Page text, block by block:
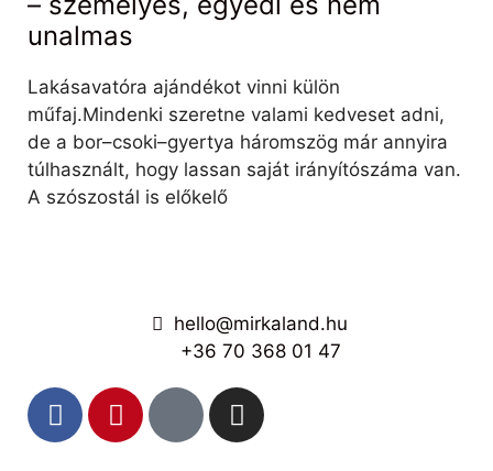
unalmas
Lakásavatóra ajándékot vinni külön
műfaj.Mindenki szeretne valami kedveset adni,
de a bor–csoki–gyertya háromszög már annyira
túlhasznált, hogy lassan saját irányítószáma van.
A szószostál is előkelő
hello@mirkaland.hu
+36 70 368 01 47